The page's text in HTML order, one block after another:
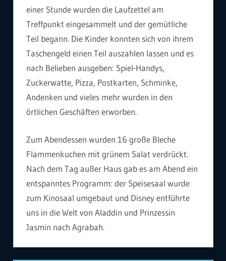
einer Stunde wurden die Laufzettel am
Treffpunkt eingesammelt und der gemütliche
Teil begann. Die Kinder konnten sich von ihrem
Taschengeld einen Teil auszahlen lassen und es
nach Belieben ausgeben: Spiel-Handys,
Zuckerwatte, Pizza, Postkarten, Schminke,
Andenken und vieles mehr wurden in den
örtlichen Geschäften erworben.
Zum Abendessen wurden 16 große Bleche
Flammenkuchen mit grünem Salat verdrückt.
Nach dem Tag außer Haus gab es am Abend ein
entspanntes Programm: der Speisesaal wurde
zum Kinosaal umgebaut und Disney entführte
uns in die Welt von Aladdin und Prinzessin
Jasmin nach Agrabah.